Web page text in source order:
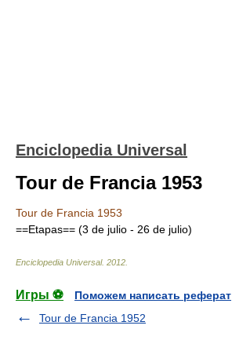
Enciclopedia Universal
Tour de Francia 1953
Tour de Francia 1953
==Etapas== (3 de julio - 26 de julio)
Enciclopedia Universal. 2012
Игры ⚽
Поможем написать реферат
Tour de Francia 1952